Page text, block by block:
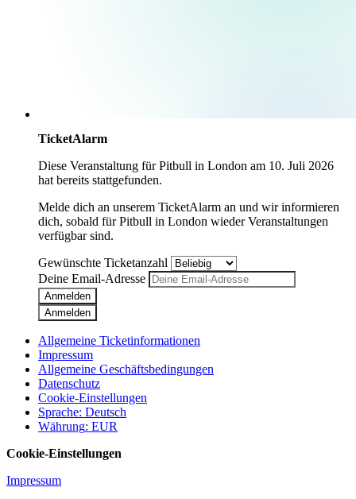
TicketAlarm
Diese Veranstaltung fürPitbull in London am 10. Juli 2026
hat bereits stattgefunden.
Melde dich an unserem TicketAlarm an und wir informieren
dich, sobald fürPitbull in London wieder Veranstaltungen
verfügbar sind.
Gewünschte Ticketanzahl
Deine Email-Adresse
Anmelden
Anmelden
Allgemeine Ticketinformationen
Impressum
Allgemeine Geschäftsbedingungen
Datenschutz
Cookie-Einstellungen
Sprache: Deutsch
Währung: EUR
Cookie-Einstellungen
Impressum